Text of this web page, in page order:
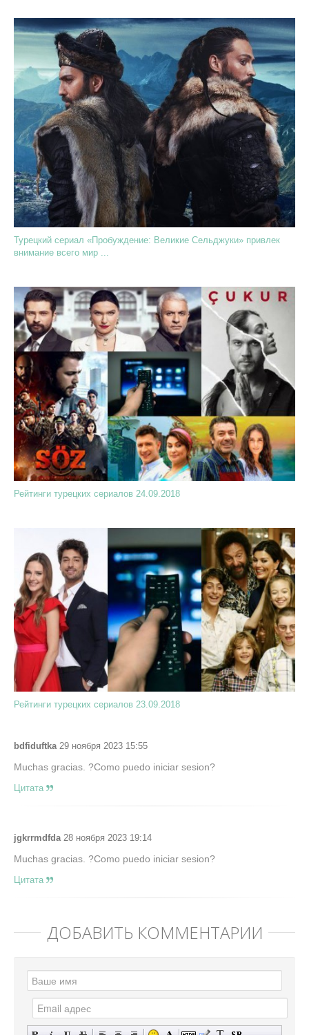
Турецкий сериал «Пробуждение: Великие Сельджуки» привлек
внимание всего мир ...
Рейтинги турецких сериалов 24.09.2018
Рейтинги турецких сериалов 23.09.2018
bdfiduftka 29 ноября 2023 15:55
Muchas gracias. ?Como puedo iniciar sesion?
Цитата
jgkrrmdfda 28 ноября 2023 19:14
Muchas gracias. ?Como puedo iniciar sesion?
Цитата
ДОБАВИТЬ КОММЕНТАРИЙ